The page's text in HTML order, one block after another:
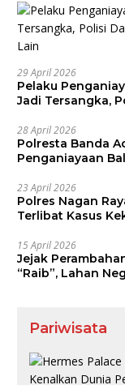
29 April 2026
Pelaku
Jadi Tersangka,
28 April 2026
Polresta Banda
Penganiayaan
23 April 2026
Polres Nagan
Terlibat Kasus
15 April 2026
Jejak
“Raib”, Lahan
Pariwisata